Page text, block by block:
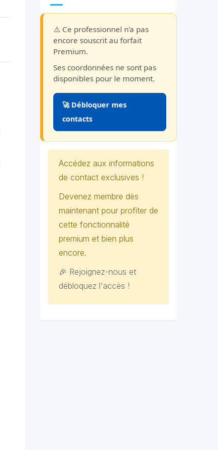
⚠️ Ce professionnel n'a pas
encore souscrit au forfait
Premium.
Ses coordonnées ne sont pas
disponibles pour le moment.
🚀 Débloquer mes
contacts
Accédez aux informations
de contact exclusives !
Devenez membre dès
maintenant pour profiter de
cette fonctionnalité
premium et bien plus
encore.
🎉 Rejoignez-nous et
débloquez l'accès !